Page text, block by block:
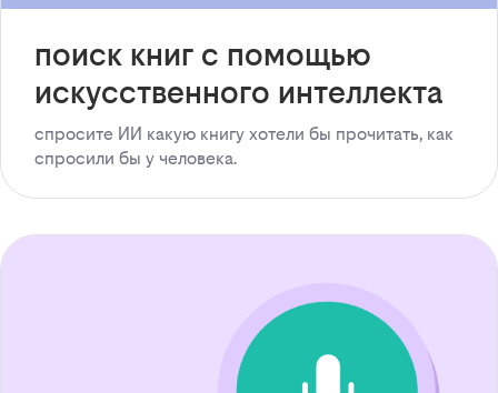
поиск книг с помощью
искусственного интеллекта
спросите ИИ какую книгу хотели бы прочитать, как
спросили бы у человека.